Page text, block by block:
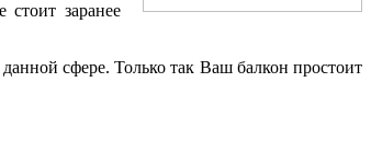
заранее
сфере. Только так Ваш балкон простоит